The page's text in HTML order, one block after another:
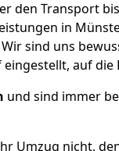
den Transport
in
sind uns
auf
und sind immer
Umzug nicht,